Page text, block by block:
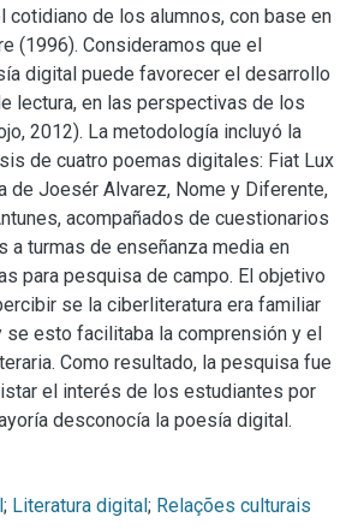
cotidiano de los alumnos, con base en
(1996). Consideramos que el
digital puede favorecer el desarrollo
lectura, en las perspectivas de los
2012). La metodología incluyó la
de cuatro poemas digitales: Fiat Lux
de Joesér Alvarez, Nome y Diferente,
acompañados de cuestionarios
a turmas de enseñanza media en
para pesquisa de campo. El objetivo
se la ciberliteratura era familiar
esto facilitaba la comprensión y el
Como resultado, la pesquisa fue
el interés de los estudiantes por
desconocía la poesía digital.
; Literatura digital; Relações culturais